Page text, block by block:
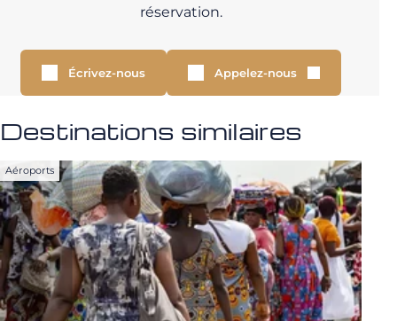
réservation.
Écrivez-nous Appelez-nous
Destinations similaires
Aéroports